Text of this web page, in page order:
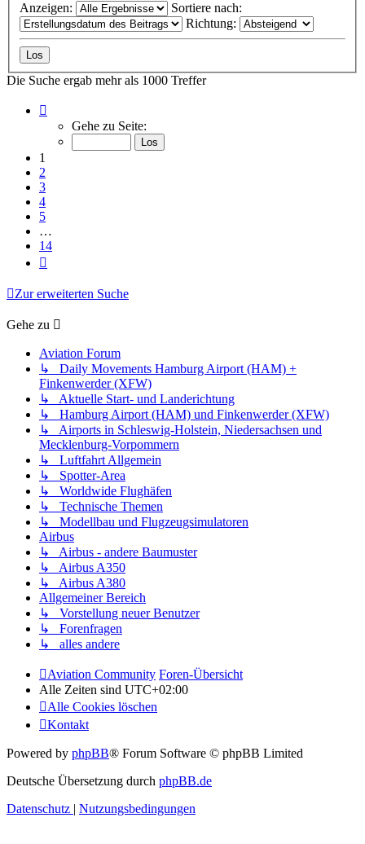
Anzeigen:
Sortiere nach:
Richtung:
Die Suche ergab mehr als 1000 Treffer
von
Gehe zu Seite:
1
2
3
4
5
…
14
Zur erweiterten Suche
Gehe zu
Aviation Forum
↳ Daily Movements Hamburg Airport (HAM) +
Finkenwerder (XFW)
↳ Aktuelle Start- und Landerichtung
↳ Hamburg Airport (HAM) und Finkenwerder (XFW)
↳ Airports in Schleswig-Holstein, Niedersachsen und
Mecklenburg-Vorpommern
↳ Luftfahrt Allgemein
↳ Spotter-Area
↳ Worldwide Flughäfen
↳ Technische Themen
↳ Modellbau und Flugzeugsimulatoren
Airbus
↳ Airbus - andere Baumuster
↳ Airbus A350
↳ Airbus A380
Allgemeiner Bereich
↳ Vorstellung neuer Benutzer
↳ Forenfragen
↳ alles andere
Aviation Community Foren-Übersicht
Alle Zeiten sind UTC+02:00
Alle Cookies löschen
Kontakt
Powered by phpBB® Forum Software © phpBB Limited
Deutsche Übersetzung durch phpBB.de
Datenschutz
Nutzungsbedingungen